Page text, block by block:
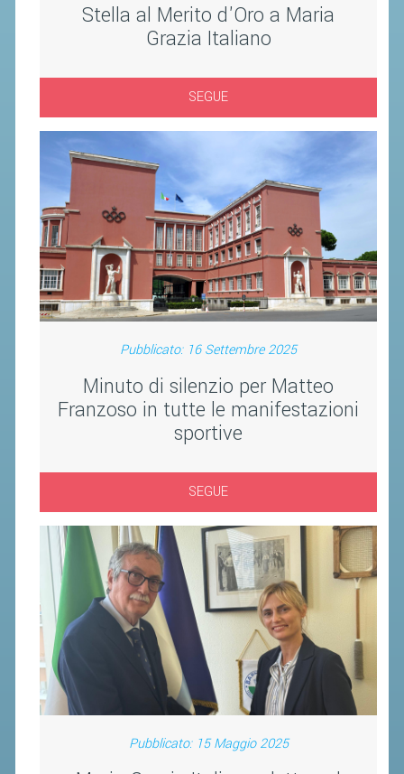
Stella al Merito d'Oro a Maria
Grazia Italiano
SEGUE
Pubblicato: 16 Settembre 2025
Minuto di silenzio per Matteo
Franzoso in tutte le manifestazioni
sportive
SEGUE
Pubblicato: 15 Maggio 2025
MANIFESTAZIONI SPORTIVE
RICHIESTA TORNEI
EVENTI SOSTENIBILI
PARA BADMINTON
L'ATTIVITÀ
TESSERAMENTO
REGOLAMENTI
GARE
STAFF TECNICO
ATLETI D'INTERESSE NAZIONALE
SCHEDE ATLETI
PROMOZIONE
NUOVI GIOCHI DELLA GIOVENTÙ
PROGETTO SHUTTLE TIME
TROFEO CONI
ENTI DI PROMOZIONE SPORTIVA
PROGETTI CONI
PROGETTI SPORT E SALUTE